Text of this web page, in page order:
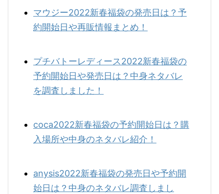
マウジー2022新春福袋の発売日は？予
約開始日や再販情報まとめ！
プチバトーレディース2022新春福袋の
予約開始日や発売日は？中身ネタバレ
を調査しました！
coca2022新春福袋の予約開始日は？購
入場所や中身のネタバレ紹介！
anysis2022新春福袋の発売日や予約開
始日は？中身のネタバレ調査しまし